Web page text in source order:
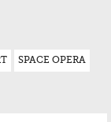
SPACE OPERA